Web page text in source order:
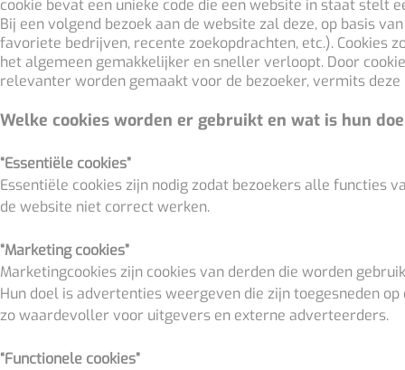
cookie bevat een unieke code die een website in staat stelt
Bij een volgend bezoek aan de website zal deze, op basis
favoriete bedrijven, recente zoekopdrachten, etc.). Cookies
het algemeen gemakkelijker en sneller verloopt. Door
relevanter worden gemaakt voor de bezoeker, vermits
Welke cookies worden er gebruikt en wat is hun
“Essentiële cookies”
Essentiële cookies zijn nodig zodat bezoekers alle functies
de website niet correct werken.
“Marketing cookies”
Marketingcookies zijn cookies van derden die worden
Hun doel is advertenties weergeven die zijn toegesneden
zo waardevoller voor uitgevers en externe adverteerders.
“Functionele cookies”